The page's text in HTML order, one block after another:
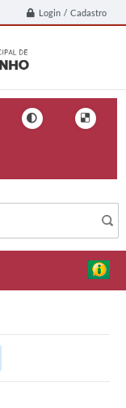
Login / Cadastro